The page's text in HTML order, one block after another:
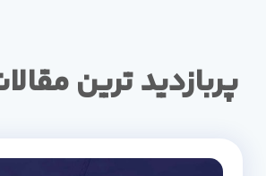
پربازدید ترین